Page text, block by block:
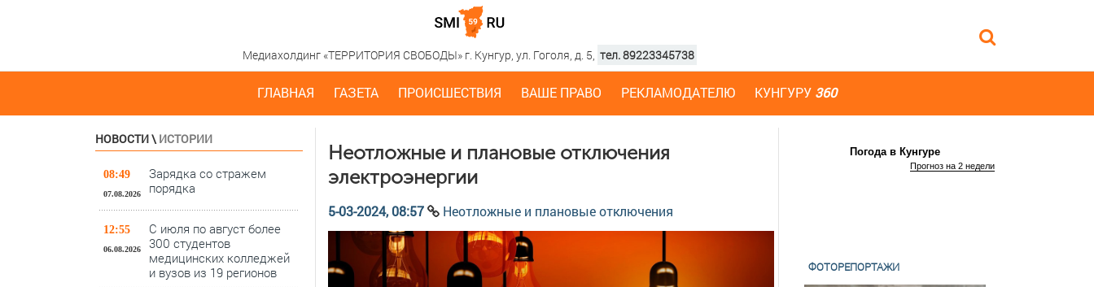
Медиахолдинг «ТЕРРИТОРИЯ СВОБОДЫ» г. Кунгур, ул. Гоголя, д. 5, тел. 89223345738
ГЛАВНАЯ ГАЗЕТА ПРОИСШЕСТВИЯ ВАШЕ ПРАВО РЕКЛАМОДАТЕЛЮ КУНГУРУ 360
НОВОСТИ\ ИСТОРИИ
08:49
07.08.2026
Зарядка со стражем
порядка
12:55
06.08.2026
С июля по август более
300 студентов
медицинских колледжей
и вузов из 19 регионов
Неотложные и плановые отключения
электроэнергии
5-03-2024, 08:57 Неотложные и плановые отключения
Погода в Кунгуре
Прогноз на 2 недели
ФОТОРЕПОРТАЖИ